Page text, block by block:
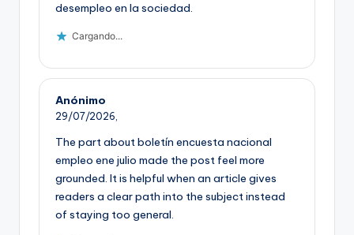
desempleo en la sociedad.
Cargando...
Anónimo
29/07/2026,
The part about boletín encuesta nacional
empleo ene julio made the post feel more
grounded. It is helpful when an article gives
readers a clear path into the subject instead
of staying too general.